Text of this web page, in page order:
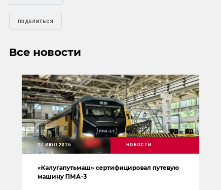
ПОДЕЛИТЬСЯ
Все новости
«Калугапутьмаш» сертифицировал путевую
машину ПМА-3
27 ИЮЛ 2026 НОВОСТИ